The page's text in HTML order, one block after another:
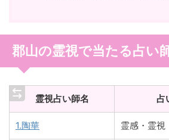
郡山の霊視で当たる占い
霊視占い師名 占
1.陶華 霊感・霊視